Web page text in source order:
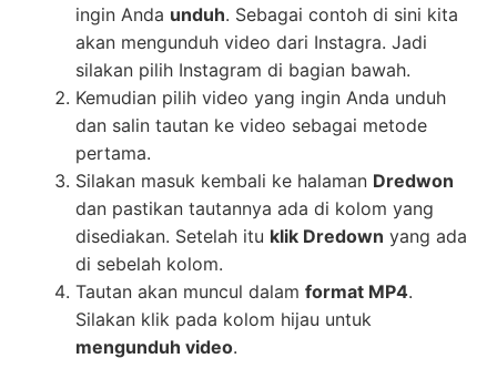
ingin Anda unduh. Sebagai contoh di sini kita
akan mengunduh video dari Instagra. Jadi
silakan pilih Instagram di bagian bawah.
Kemudian pilih video yang ingin Anda unduh
dan salin tautan ke video sebagai metode
pertama.
Silakan masuk kembali ke halaman Dredwon
dan pastikan tautannya ada di kolom yang
disediakan. Setelah itu klik Dredown yang ada
di sebelah kolom.
Tautan akan muncul dalam format MP4.
Silakan klik pada kolom hijau untuk
mengunduh video.